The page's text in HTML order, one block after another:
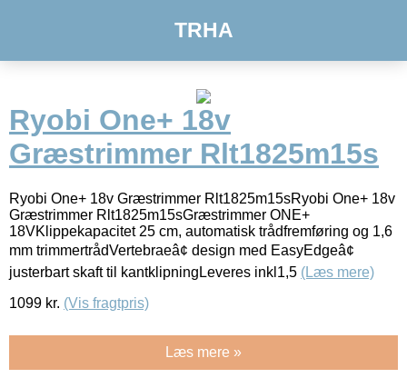
TRHA
Ryobi One+ 18v
Græstrimmer Rlt1825m15s
Ryobi One+ 18v Græstrimmer Rlt1825m15sRyobi One+ 18v
Græstrimmer Rlt1825m15sGræstrimmer ONE+
18VKlippekapacitet 25 cm, automatisk trådfremføring og 1,6
mm trimmertrådVertebraeâ¢ design med EasyEdgeâ¢
justerbart skaft til kantklipningLeveres inkl1,5 (Læs mere)
1099 kr. (Vis fragtpris)
Læs mere »